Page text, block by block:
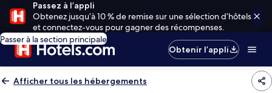
Passez à l’appli
Obtenez jusqu’à 10 % de remise sur une sélection d’hôtels
et connectez-vous pour gagner des récompenses.
Passer à la section principale
Obtenir l’appli
Afficher tous les hébergements